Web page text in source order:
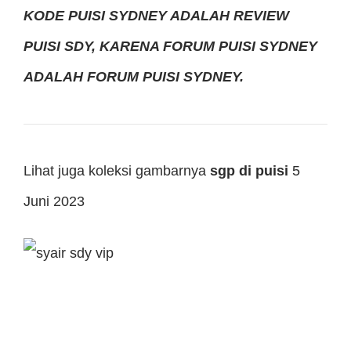
KODE PUISI SYDNEY ADALAH REVIEW
PUISI SDY, KARENA FORUM PUISI SYDNEY
ADALAH FORUM PUISI SYDNEY.
Lihat juga koleksi gambarnya sgp di puisi 5
Juni 2023